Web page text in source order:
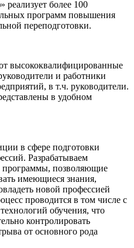
более 100
программ повышения
переподготовки.
высококвалифицированные
и работники
в т.ч. руководители.
в удобном
в сфере подготовки
Разрабатываем
программы, позволяющие
имеющиеся знания,
новой профессией
проводится в том числе с
обучения, что
контролировать
от основного рода